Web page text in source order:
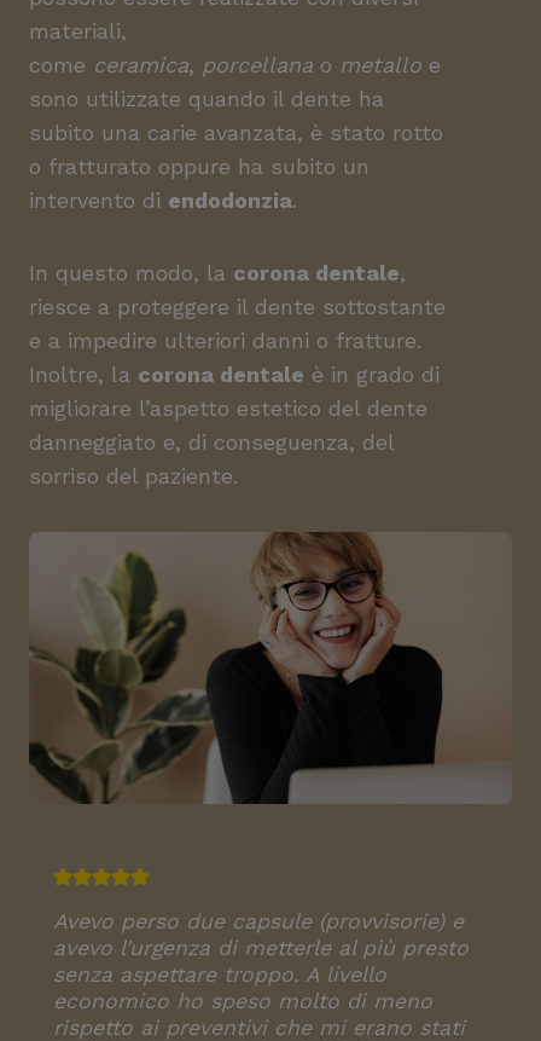
materiali,
come ceramica, porcellana o metallo e
sono utilizzate quando il dente ha
subito una carie avanzata, è stato rotto
o fratturato oppure ha subito un
intervento di endodonzia.
In questo modo, la corona dentale,
riesce a proteggere il dente sottostante
e a impedire ulteriori danni o fratture.
Inoltre, la corona dentale è in grado di
migliorare l’aspetto estetico del dente
danneggiato e, di conseguenza, del
sorriso del paziente.
Avevo perso due capsule (provvisorie) e
avevo l’urgenza di metterle al più presto
senza aspettare troppo. A livello
economico ho speso molto di meno
rispetto ai preventivi che mi erano stati